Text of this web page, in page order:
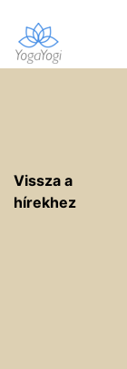
Vissza a
hírekhez